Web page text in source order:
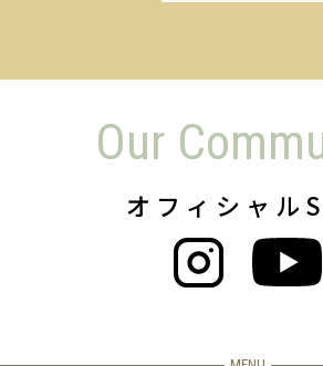
Our
オフィシャル